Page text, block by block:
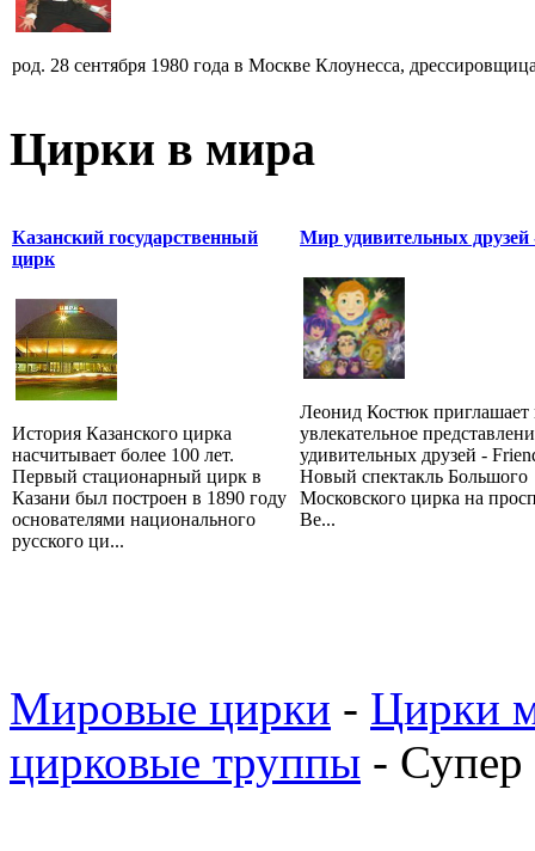
род. 28 сентября 1980 года в Москве Клоунесса,
Цирки в мира
Казанский государственный
цирк
История Казанского цирка
насчитывает более 100 лет.
Первый стационарный цирк в
Казани был построен в 1890 году
основателями национального
русского ци...
Мир удивительных друзей
Леонид Костюк приглашает
увлекательное
удивительных друзей -
Новый спектакль Большого
Московского цирка на
Ве...
Мировые цирки - Цирки
цирковые труппы - Супер